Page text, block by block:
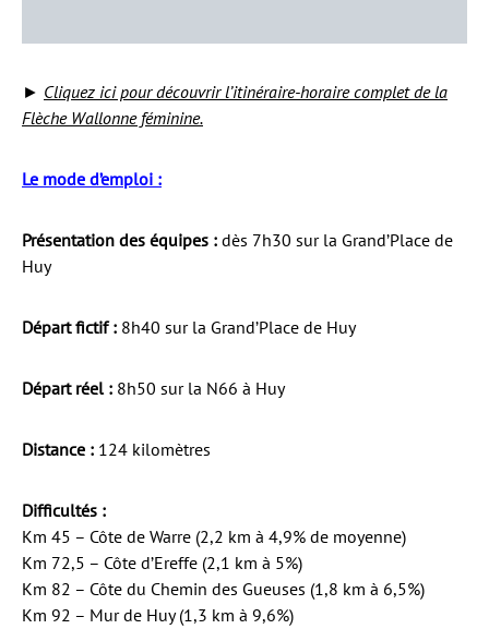
► Cliquez ici pour découvrir l’itinéraire-horaire complet de la
Flèche Wallonne féminine.
Le mode d’emploi :
Présentation des équipes : dès 7h30 sur la Grand’Place de
Huy
Départ fictif : 8h40 sur la Grand’Place de Huy
Départ réel : 8h50 sur la N66 à Huy
Distance : 124 kilomètres
Difficultés :
Km 45 – Côte de Warre (2,2 km à 4,9% de moyenne)
Km 72,5 – Côte d’Ereffe (2,1 km à 5%)
Km 82 – Côte du Chemin des Gueuses (1,8 km à 6,5%)
Km 92 – Mur de Huy (1,3 km à 9,6%)